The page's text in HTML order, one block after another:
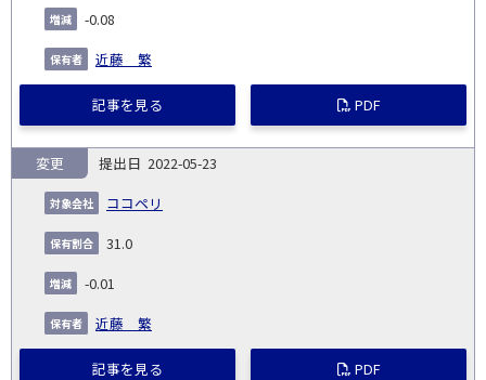
-0.08
近藤 繁
記事を見る PDF
2022-05-23
ココペリ
変更
31.0
-0.01
近藤 繁
記事を見る PDF